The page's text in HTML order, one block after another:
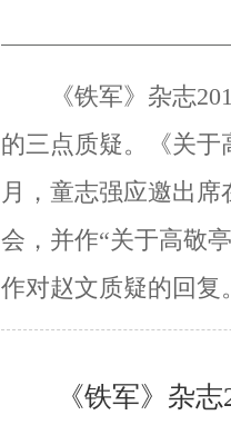
《铁军》杂志
的三点质疑。《关于
月，童志强应邀出
会，并作“关于高敬
作对赵文质疑的回复
《铁军》杂志